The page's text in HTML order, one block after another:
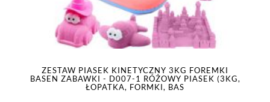
ZESTAW PIASEK KINETYCZNY 3KG FOREMKI
BASEN ZABAWKI - D007-1 RÓŻOWY PIASEK (3KG,
ŁOPATKA, FORMKI, BAS